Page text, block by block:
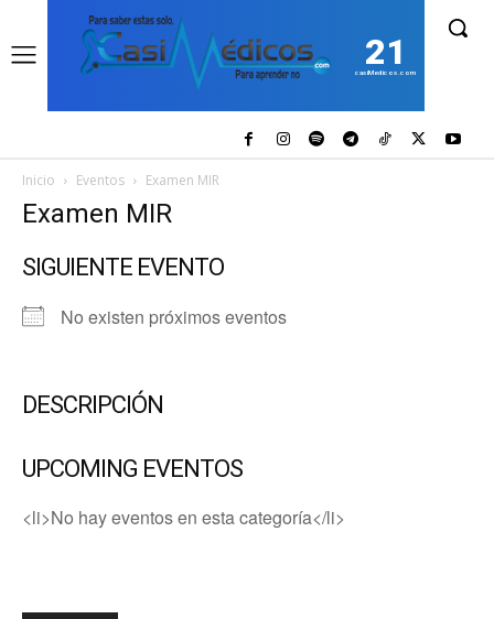
21
casiMedicos.com
Inicio Eventos Examen MIR
Examen MIR
SIGUIENTE EVENTO
No existen próximos eventos
DESCRIPCIÓN
UPCOMING EVENTOS
<li>No hay eventos en esta categoría</li>